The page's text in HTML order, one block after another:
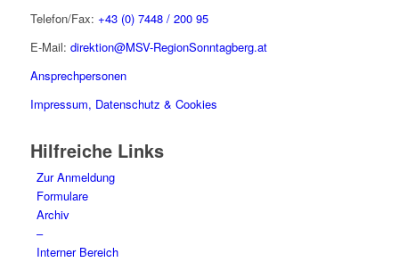
Telefon/Fax: +43 (0) 7448 / 200 95
E-Mail: direktion@MSV-RegionSonntagberg.at
Ansprechpersonen
Impressum, Datenschutz & Cookies
Hilfreiche Links
Zur Anmeldung
Formulare
Archiv
–
Interner Bereich